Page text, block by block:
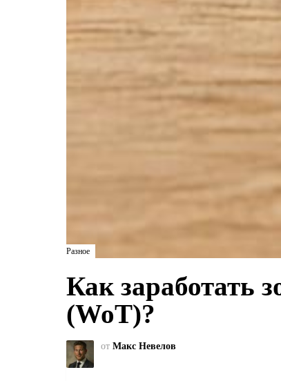
Разное
Как заработать
(WoT)?
от Макс Невелов